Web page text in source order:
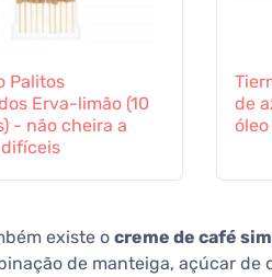
Palitos
Erva-limão (10
- não cheira a
de
existe o creme de café
de manteiga, açúcar de